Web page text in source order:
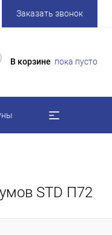
Заказать звонок
В корзине пока пусто
STD П72